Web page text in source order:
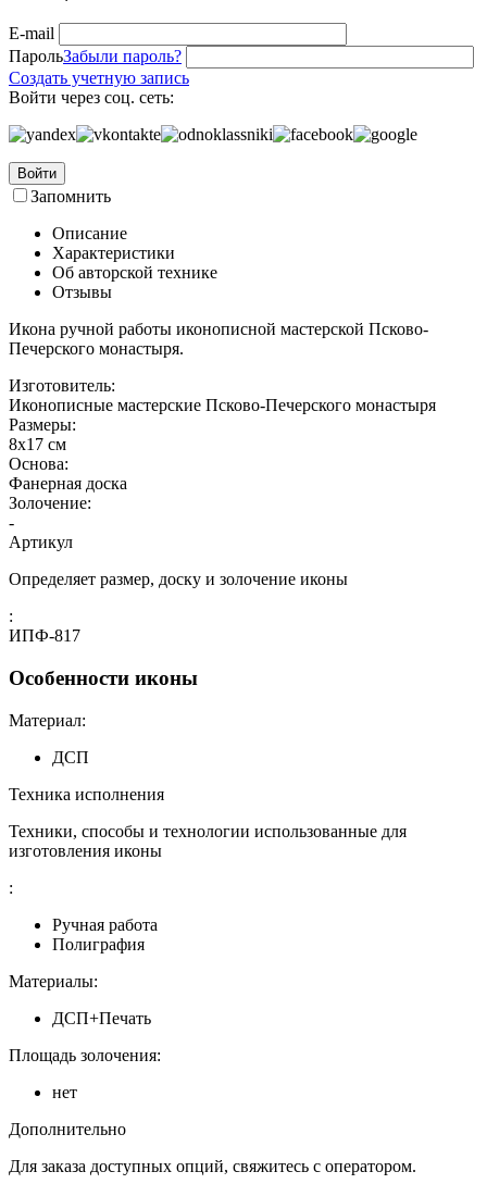
E-mail
ПарольЗабыли пароль?
Создать учетную запись
Войти через соц. сеть:
Войти
Запомнить
Описание
Характеристики
Об авторской технике
Отзывы
Икона ручной работы иконописной мастерской Псково-
Печерского монастыря.
Изготовитель:
Иконописные мастерские Псково-Печерского монастыря
Размеры:
8x17 см
Основа:
Фанерная доска
Золочение:
-
Артикул
Определяет размер, доску и золочение иконы
:
ИПФ-817
Особенности иконы
Материал:
ДСП
Техника исполнения
Техники, способы и технологии использованные для
изготовления иконы
:
Ручная работа
Полиграфия
Материалы:
ДСП+Печать
Площадь золочения:
нет
Дополнительно
Для заказа доступных опций, свяжитесь с оператором.